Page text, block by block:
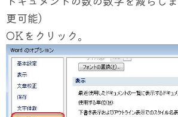
更可能)
OKをクリック。